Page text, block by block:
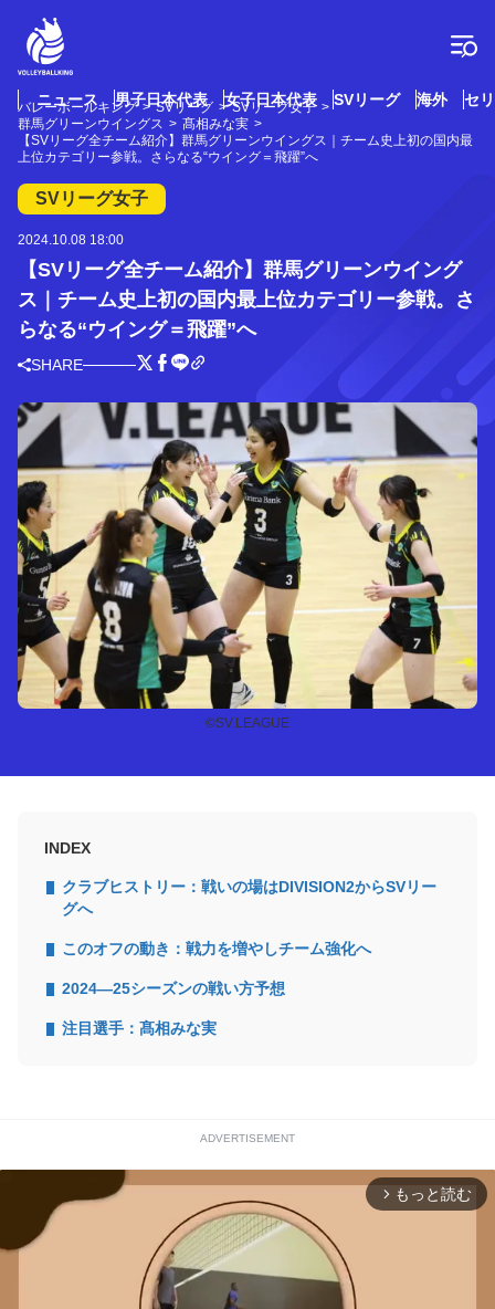
ニュース 男子日本代表 女子日本代表 SVリーグ 海外 セ
バレーボールキング SVリーグ
SVリーグ女子
群馬グリーンウイングス
髙相みな実
【SVリーグ全チーム紹介】群馬グリーンウイングス｜チーム史上初の国内最
上位カテゴリー参戦。さらなる“ウイング＝飛躍”へ
SVリーグ女子
2024.10.08 18:00
【SVリーグ全チーム紹介】群馬グリーンウイング
ス｜チーム史上初の国内最上位カテゴリー参戦。さ
らなる“ウイング＝飛躍”へ
SHARE
©SV.LEAGUE
INDEX
クラブヒストリー：戦いの場はDIVISION2からSVリー
グへ
このオフの動き：戦力を増やしチーム強化へ
2024―25シーズンの戦い方予想
注目選手：髙相みな実
ADVERTISEMENT
arrow_forward_ios もっと読む